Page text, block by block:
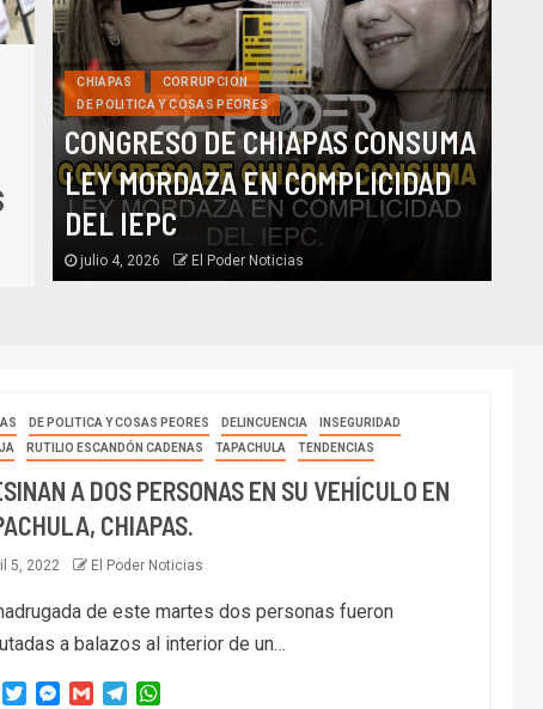
TAPACHULA
Yamil Melgar honra el
los héroes que forjaron
historia
julio 30, 2026 El Poder Noticias
CHIAPAS
CORRUPCION
DE POLITICA Y COSAS PEORES
CONGRESO DE CHIAPAS CONSUMA
LEY MORDAZA EN COMPLICIDAD
DEL IEPC
julio 4, 2026 El Poder Noticias
DE POLITICA Y COSAS PEORES DELINCUENCIA
INSEGURIDAD
RUTILIO ESCANDÓN CADENAS TAPACHULA TENDENCIAS
A DOS PERSONAS EN SU VEHÍCULO EN
CHIAPAS.
5, 2022 El Poder Noticias
de este martes dos personas fueron
a balazos al interior de un…
Facebook
TwitterMessenger
GmailTelegram